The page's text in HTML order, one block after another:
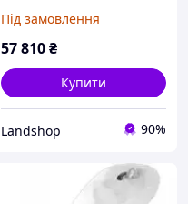
Під замовлення
57 810₴
Купити
Landshop 90%